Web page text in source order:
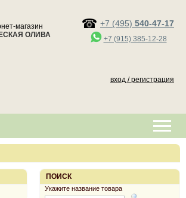
магазин
ОЛИВА
+7 (495) 540-47-17
+7 (915) 385-12-28
вход / регистрация
ПОИСК
Укажите название товара